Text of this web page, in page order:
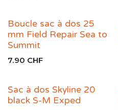
Boucle sac à dos 25
mm Field Repair Sea to
Summit
7.90 CHF
Sac à dos Skyline 20
black S-M Exped